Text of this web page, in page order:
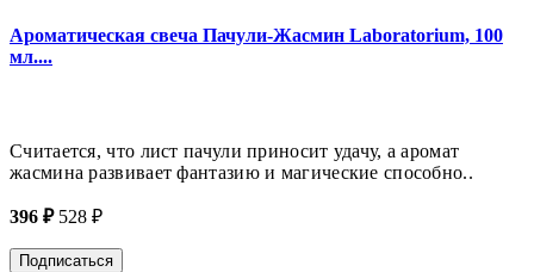
Ароматическая свеча Пачули-Жасмин Laboratorium, 100
мл....
Считается, что лист пачули приносит удачу, а аромат
жасмина развивает фантазию и магические способно..
396 ₽ 528 ₽
Подписаться